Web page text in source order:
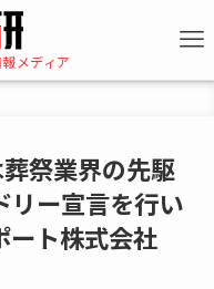
メディア
祭業界の先駆
リー宣言を行い
ート株式会社